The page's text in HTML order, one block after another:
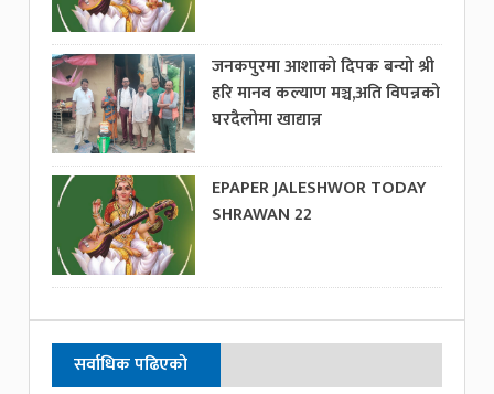
जनकपुरमा आशाको दिपक बन्यो श्री
हरि मानव कल्याण मञ्च,अति विपन्नको
घरदैलोमा खाद्यान्न
EPAPER JALESHWOR TODAY
SHRAWAN 22
सर्वाधिक पढिएको